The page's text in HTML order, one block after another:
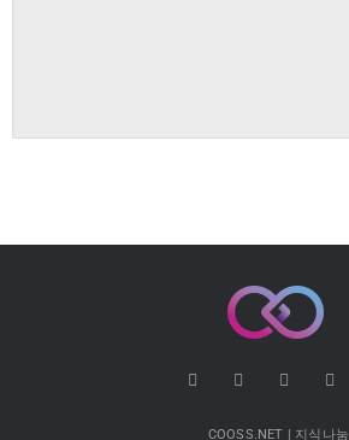
COOSS.NET | 지식나눔